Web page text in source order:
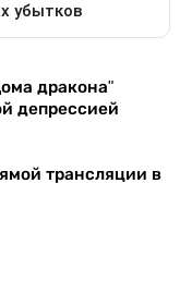
дракона"
депрессией
трансляции в